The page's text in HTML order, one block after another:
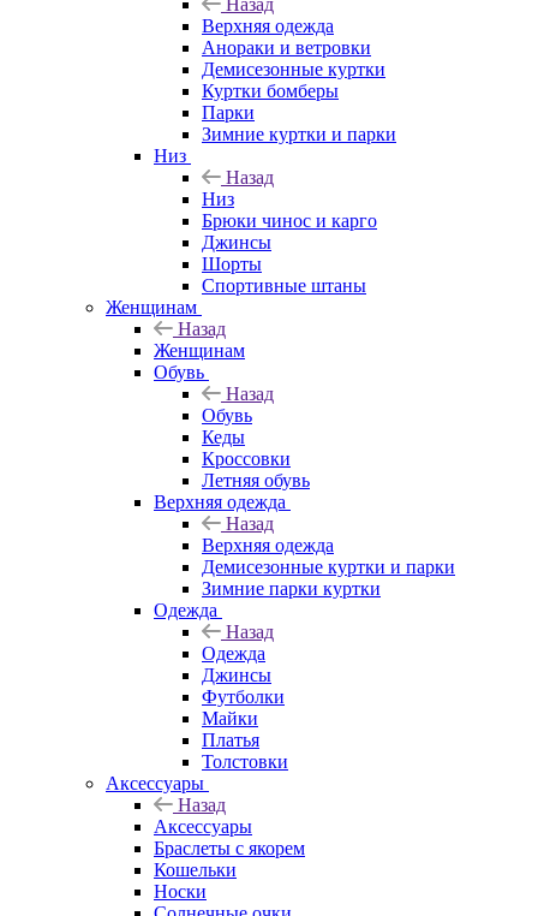
Назад
Верхняя одежда
Анораки и ветровки
Демисезонные куртки
Куртки бомберы
Парки
Зимние куртки и парки
Низ
Назад
Низ
Брюки чинос и карго
Джинсы
Шорты
Спортивные штаны
Женщинам
Назад
Женщинам
Обувь
Назад
Обувь
Кеды
Кроссовки
Летняя обувь
Верхняя одежда
Назад
Верхняя одежда
Демисезонные куртки и парки
Зимние парки куртки
Одежда
Назад
Одежда
Джинсы
Футболки
Майки
Платья
Толстовки
Аксессуары
Назад
Аксессуары
Браслеты с якорем
Кошельки
Носки